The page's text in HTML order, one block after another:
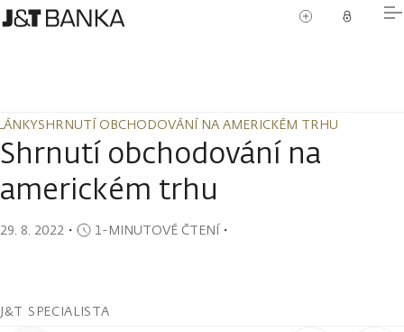
SHRNUTÍ OBCHODOVÁNÍ NA AMERICKÉM TRHU
SHRNUTÍ OBCHODOVÁNÍ NA AMERICKÉM TRHU
Shrnutí obchodování na
americkém trhu
29. 8. 2022 ・ 1-MINUTOVÉ ČTENÍ・
J&T SPECIALISTA